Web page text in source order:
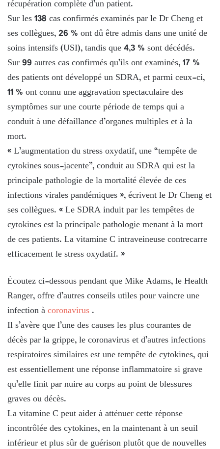
récupération complète d’un patient.
Sur les 138 cas confirmés examinés par le Dr Cheng et
ses collègues, 26 % ont dû être admis dans une unité de
soins intensifs (USI), tandis que 4,3 % sont décédés.
Sur 99 autres cas confirmés qu’ils ont examinés, 17 %
des patients ont développé un SDRA, et parmi ceux-ci,
11 % ont connu une aggravation spectaculaire des
symptômes sur une courte période de temps qui a
conduit à une défaillance d’organes multiples et à la
mort.
« L’augmentation du stress oxydatif, une “tempête de
cytokines sous-jacente”, conduit au SDRA qui est la
principale pathologie de la mortalité élevée de ces
infections virales pandémiques », écrivent le Dr Cheng et
ses collègues. « Le SDRA induit par les tempêtes de
cytokines est la principale pathologie menant à la mort
de ces patients. La vitamine C intraveineuse contrecarre
efficacement le stress oxydatif. »
Écoutez ci-dessous pendant que Mike Adams, le Health
Ranger, offre d’autres conseils utiles pour vaincre une
infection àcoronavirus .
Il s’avère que l’une des causes les plus courantes de
décès par la grippe, le coronavirus et d’autres infections
respiratoires similaires est une tempête de cytokines, qui
est essentiellement une réponse inflammatoire si grave
qu’elle finit par nuire au corps au point de blessures
graves ou décès.
La vitamine C peut aider à atténuer cette réponse
incontrôlée des cytokines, en la maintenant à un seuil
inférieur et plus sûr de guérison plutôt que de nouvelles